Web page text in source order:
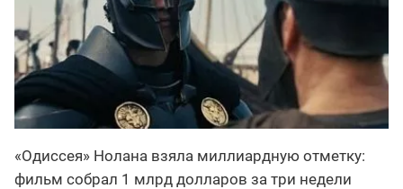
«Одиссея» Нолана взяла миллиардную отметку:
фильм собрал 1 млрд долларов за три недели